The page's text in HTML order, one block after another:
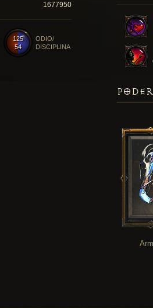
1677950
125
54
ODIO/
DISCIPLINA